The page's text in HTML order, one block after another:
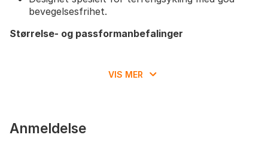
bevegelsesfrihet.
Størrelse- og passformanbefalinger
Justerbar linning gjør at shortsen passer de
VIS MER
Anmeldelse